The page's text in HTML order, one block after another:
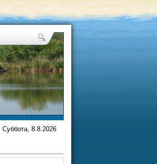
Суббота, 8.8.2026